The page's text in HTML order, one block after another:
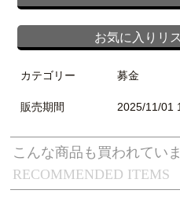
お気に入りリ
カテゴリー 募金
販売期間 2025/11/01
RECOMMENDED ITEMS
こんな商品も買われてい